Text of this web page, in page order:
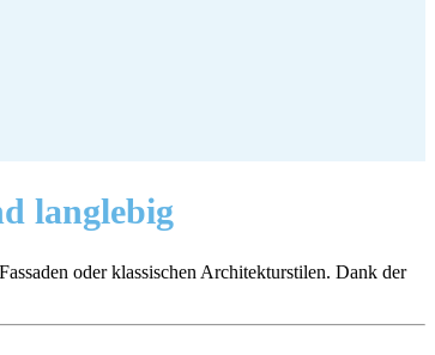
langlebig
oder klassischen Architekturstilen. Dank der